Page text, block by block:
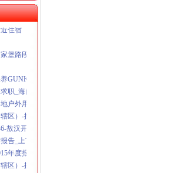
住宿
堡路段变通畅重庆新闻联播—
GUNKM2616-油箱及油管路清洗-广州
职_海门临江新区货运代理业务找工作_
户外用品店详解-旅游（Travel）版-北大
区）-搜百科
汉开发区招商网-中国招商引资信
告_上市公司_新浪财经_新浪网
年度报告摘要_新浪财经_新浪网
区）-搜百科
家/公司-阿里巴巴公司黄页